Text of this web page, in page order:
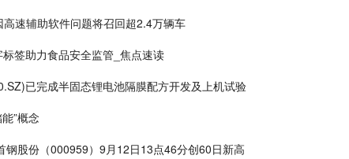
速辅助软件问题将召回超2.4万辆车
签助力食品安全监管_焦点速读
已完成半固态锂电池隔膜配方开发及上机试验
”概念
钢股份（000959）9月12日13点46分创60日新高